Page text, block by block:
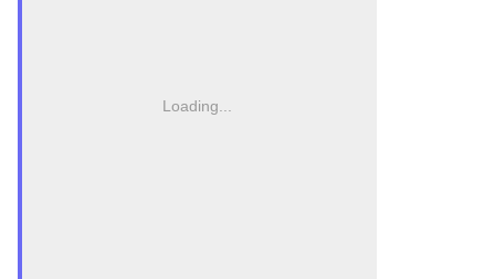
Loading...